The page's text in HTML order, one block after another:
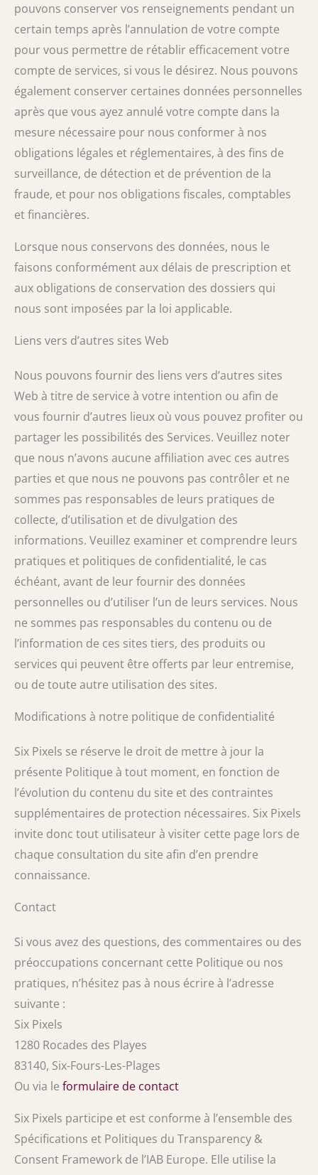
pouvons conserver vos renseignements pendant un
certain temps après l’annulation de votre compte
pour vous permettre de rétablir efficacement votre
compte de services, si vous le désirez. Nous pouvons
également conserver certaines données personnelles
après que vous ayez annulé votre compte dans la
mesure nécessaire pour nous conformer à nos
obligations légales et réglementaires, à des fins de
surveillance, de détection et de prévention de la
fraude, et pour nos obligations fiscales, comptables
et financières.
Lorsque nous conservons des données, nous le
faisons conformément aux délais de prescription et
aux obligations de conservation des dossiers qui
nous sont imposées par la loi applicable.
Liens vers d’autres sites Web
Nous pouvons fournir des liens vers d’autres sites
Web à titre de service à votre intention ou afin de
vous fournir d’autres lieux où vous pouvez profiter ou
partager les possibilités des Services. Veuillez noter
que nous n’avons aucune affiliation avec ces autres
parties et que nous ne pouvons pas contrôler et ne
sommes pas responsables de leurs pratiques de
collecte, d’utilisation et de divulgation des
informations. Veuillez examiner et comprendre leurs
pratiques et politiques de confidentialité, le cas
échéant, avant de leur fournir des données
personnelles ou d’utiliser l’un de leurs services. Nous
ne sommes pas responsables du contenu ou de
l’information de ces sites tiers, des produits ou
services qui peuvent être offerts par leur entremise,
ou de toute autre utilisation des sites.
Modifications à notre politique de confidentialité
Six Pixels se réserve le droit de mettre à jour la
présente Politique à tout moment, en fonction de
l’évolution du contenu du site et des contraintes
supplémentaires de protection nécessaires. Six Pixels
invite donc tout utilisateur à visiter cette page lors de
chaque consultation du site afin d’en prendre
connaissance.
Contact
Si vous avez des questions, des commentaires ou des
préoccupations concernant cette Politique ou nos
pratiques, n’hésitez pas à nous écrire à l’adresse
suivante :
Six Pixels
1280 Rocades des Playes
83140, Six-Fours-Les-Plages
Ou via le formulaire de contact
Six Pixels participe et est conforme à l’ensemble des
Spécifications et Politiques du Transparency &
Consent Framework de l’IAB Europe. Elle utilise la